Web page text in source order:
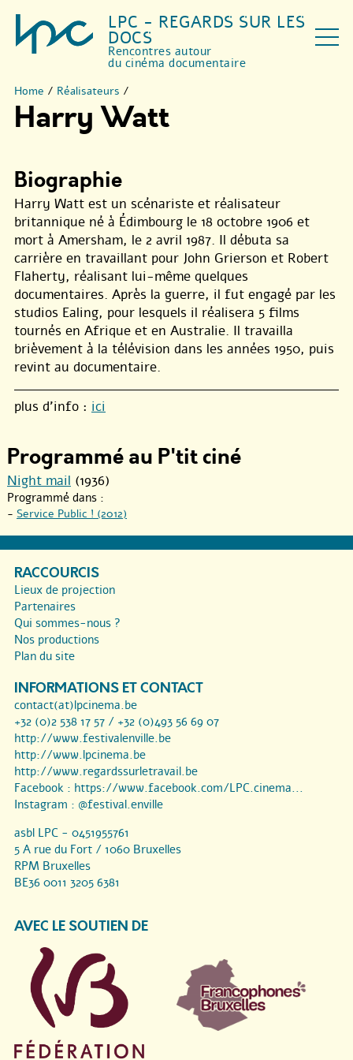
LPC - REGARDS SUR LES
DOCS
Rencontres autour
du cinéma documentaire
Home / Réalisateurs /
Harry Watt
Biographie
Harry Watt est un scénariste et réalisateur
britannique né à Édimbourg le 18 octobre 1906 et
mort à Amersham, le 2 avril 1987. Il débuta sa
carrière en travaillant pour John Grierson et Robert
Flaherty, réalisant lui-même quelques
documentaires. Après la guerre, il fut engagé par les
studios Ealing, pour lesquels il réalisera 5 films
tournés en Afrique et en Australie. Il travailla
brièvement à la télévision dans les années 1950, puis
revint au documentaire.
plus d’info : ici
Programmé au P'tit ciné
Night mail (1936)
Programmé dans :
- Service Public ! (2012)
RACCOURCIS
Lieux de projection
Partenaires
Qui sommes-nous ?
Nos productions
Plan du site
INFORMATIONS ET CONTACT
contact(at)lpcinema.be
+32 (0)2 538 17 57 / +32 (0)493 56 69 07
http://www.festivalenville.be
http://www.lpcinema.be
http://www.regardssurletravail.be
Facebook : https://www.facebook.com/LPC.cinema...
Instagram : @festival.enville
asbl LPC - 0451955761
5 A rue du Fort / 1060 Bruxelles
RPM Bruxelles
BE36 0011 3205 6381
AVEC LE SOUTIEN DE